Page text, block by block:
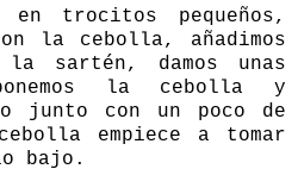
trocitos pequeños,
la cebolla, añadimos
sartén, damos unas
la cebolla y
junto con un poco de
empiece a tomar
bajo.